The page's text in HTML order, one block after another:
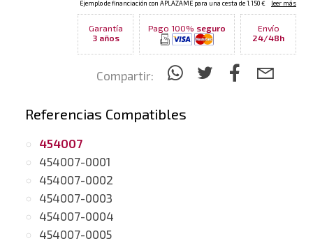
Garantía
3 años
Pago 100% seguro
Envío
24/48h
Compartir:
Referencias Compatibles
454007
454007-0001
454007-0002
454007-0003
454007-0004
454007-0005